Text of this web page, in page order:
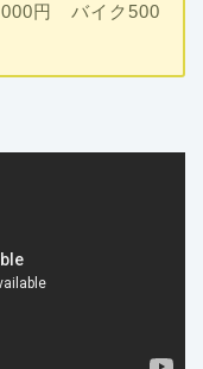
円 バイク500